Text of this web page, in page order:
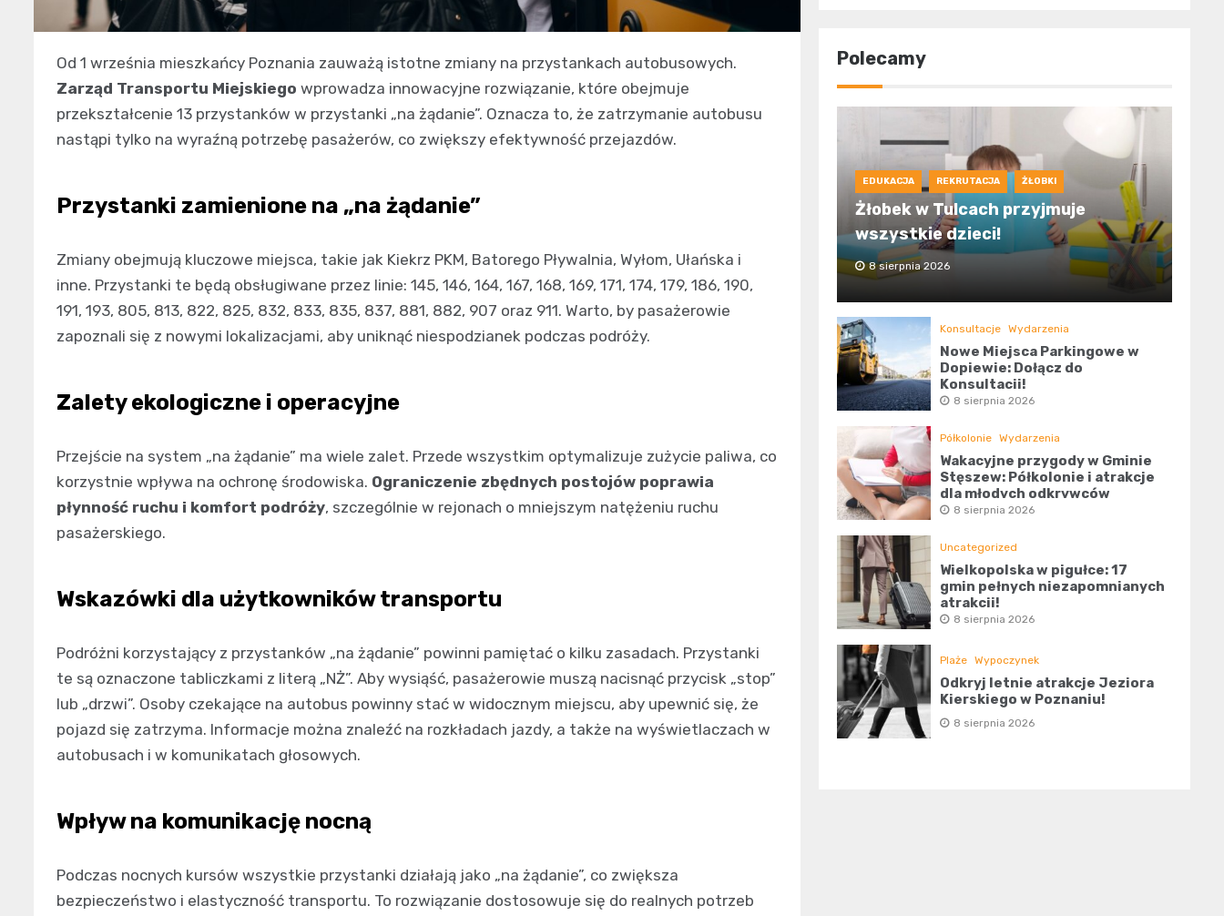
Od 1 września mieszkańcy Poznania zauważą istotne zmiany na przystankach autobusowych.
Zarząd Transportu Miejskiego wprowadza innowacyjne rozwiązanie, które obejmuje
przekształcenie 13 przystanków w przystanki „na żądanie”. Oznacza to, że zatrzymanie autobusu
nastąpi tylko na wyraźną potrzebę pasażerów, co zwiększy efektywność przejazdów.
Przystanki zamienione na „na żądanie”
Zmiany obejmują kluczowe miejsca, takie jak Kiekrz PKM, Batorego Pływalnia, Wyłom, Ułańska i
inne. Przystanki te będą obsługiwane przez linie: 145, 146, 164, 167, 168, 169, 171, 174, 179, 186, 190,
191, 193, 805, 813, 822, 825, 832, 833, 835, 837, 881, 882, 907 oraz 911. Warto, by pasażerowie
zapoznali się z nowymi lokalizacjami, aby uniknąć niespodzianek podczas podróży.
Zalety ekologiczne i operacyjne
Przejście na system „na żądanie” ma wiele zalet. Przede wszystkim optymalizuje zużycie paliwa, co
korzystnie wpływa na ochronę środowiska. Ograniczenie zbędnych postojów poprawia
płynność ruchu i komfort podróży, szczególnie w rejonach o mniejszym natężeniu ruchu
pasażerskiego.
Wskazówki dla użytkowników transportu
Podróżni korzystający z przystanków „na żądanie” powinni pamiętać o kilku zasadach. Przystanki
te są oznaczone tabliczkami z literą „NŻ”. Aby wysiąść, pasażerowie muszą nacisnąć przycisk „stop”
lub „drzwi”. Osoby czekające na autobus powinny stać w widocznym miejscu, aby upewnić się, że
pojazd się zatrzyma. Informacje można znaleźć na rozkładach jazdy, a także na wyświetlaczach w
autobusach i w komunikatach głosowych.
Wpływ na komunikację nocną
Podczas nocnych kursów wszystkie przystanki działają jako „na żądanie”, co zwiększa
bezpieczeństwo i elastyczność transportu. To rozwiązanie dostosowuje się do realnych potrzeb
Polecamy
EDUKACJA REKRUTACJA ŻŁOBKI
Żłobek w Tulcach przyjmuje
wszystkie dzieci!
8 sierpnia 2026
Konsultacje Wydarzenia
Nowe Miejsca Parkingowe w
Dopiewie: Dołącz do
Konsultacji!
8 sierpnia 2026
Półkolonie Wydarzenia
Wakacyjne przygody w Gminie
Stęszew: Półkolonie i atrakcje
dla młodych odkrywców
8 sierpnia 2026
Uncategorized
Wielkopolska w pigułce: 17
gmin pełnych niezapomnianych
atrakcji!
8 sierpnia 2026
Plaże Wypoczynek
Odkryj letnie atrakcje Jeziora
Kierskiego w Poznaniu!
8 sierpnia 2026